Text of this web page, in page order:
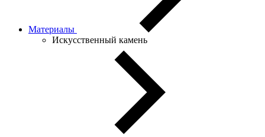
Материалы
Искусственный камень